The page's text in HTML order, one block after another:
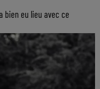
bien eu lieu avec ce